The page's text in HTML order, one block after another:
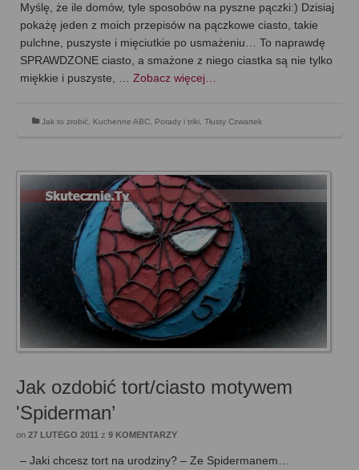
Myślę, że ile domów, tyle sposobów na pyszne pączki:) Dzisiaj
pokażę jeden z moich przepisów na pączkowe ciasto, takie
pulchne, puszyste i mięciutkie po usmażeniu… To naprawdę
SPRAWDZONE ciasto, a smażone z niego ciastka są nie tylko
miękkie i puszyste, … Zobacz więcej…
Jak to zrobić, Kuchenne ABC, Porady i triki, Tłusty Czwartek
Jak ozdobić tort/ciasto motywem
'Spiderman’
on 27 LUTEGO 2011 z 9 KOMENTARZY
– Jaki chcesz tort na urodziny? – Ze Spidermanem…